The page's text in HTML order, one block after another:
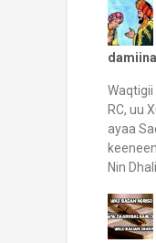
Waqtigii
RC, uu
ayaa
Nin